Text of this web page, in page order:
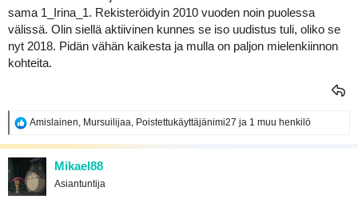
sama 1_Irina_1. Rekisteröidyin 2010 vuoden noin puolessa
välissä. Olin siellä aktiivinen kunnes se iso uudistus tuli, oliko se
nyt 2018. Pidän vähän kaikesta ja mulla on paljon mielenkiinnon
kohteita.
R
a
k
t
o
Amislainen, Mursuilijaa, Poistettukäyttäjänimi27 ja 1 muu henkilö
Mikael88
Asiantuntija